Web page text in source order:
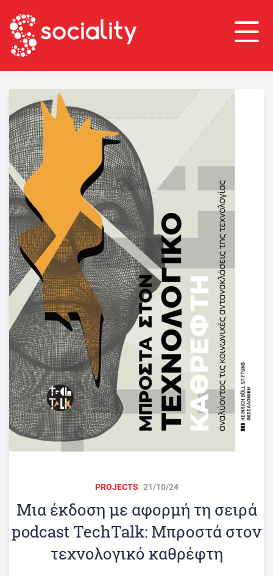
PROJECTS 21/10/24
Μια έκδοση με αφορμή τη σειρά
podcast TechTalk: Μπροστά στον
τεχνολογικό καθρέφτη